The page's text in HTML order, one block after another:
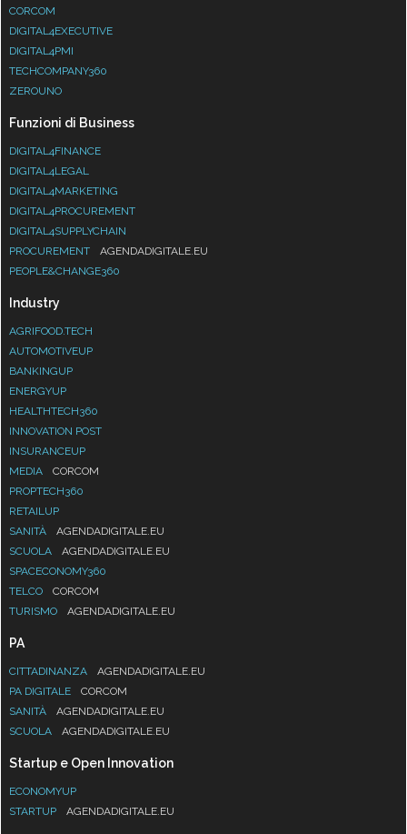
CORCOM
DIGITAL4EXECUTIVE
DIGITAL4PMI
TECHCOMPANY360
ZEROUNO
Funzioni di Business
DIGITAL4FINANCE
DIGITAL4LEGAL
DIGITAL4MARKETING
DIGITAL4PROCUREMENT
DIGITAL4SUPPLYCHAIN
PROCUREMENT
AGENDADIGITALE.EU
PEOPLE&CHANGE360
Industry
AGRIFOOD.TECH
AUTOMOTIVEUP
BANKINGUP
ENERGYUP
HEALTHTECH360
INNOVATION POST
INSURANCEUP
MEDIA
CORCOM
PROPTECH360
RETAILUP
SANITÀ
AGENDADIGITALE.EU
SCUOLA
AGENDADIGITALE.EU
SPACECONOMY360
TELCO
CORCOM
TURISMO
AGENDADIGITALE.EU
PA
CITTADINANZA
AGENDADIGITALE.EU
PA DIGITALE
CORCOM
SANITÀ
AGENDADIGITALE.EU
SCUOLA
AGENDADIGITALE.EU
Startup e Open Innovation
ECONOMYUP
STARTUP
AGENDADIGITALE.EU